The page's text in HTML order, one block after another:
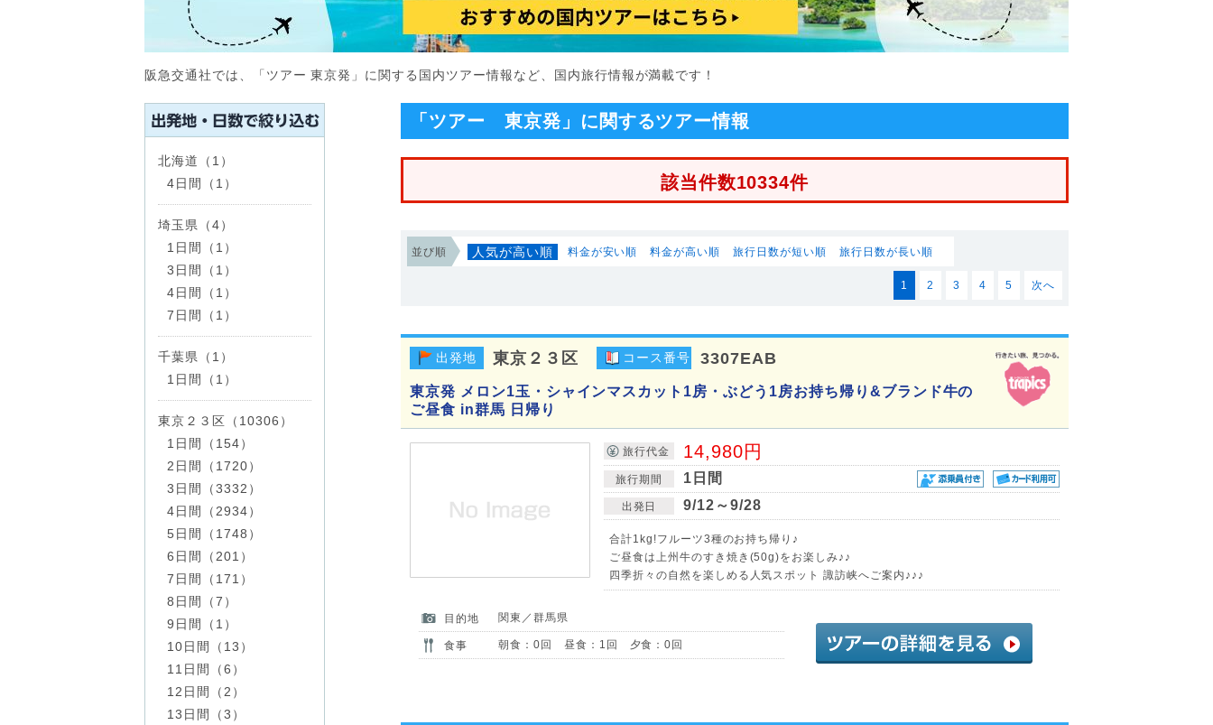
阪急交通社では、「ツアー 東京発」に関する国内ツアー情報など、国内旅行情報が満載です！
「ツアー 東京発」に関するツアー情報
該当件数10334件
並び順 人気が高い順 料金が安い順 料金が高い順 旅行日数が短い順 旅行日数が長い順
1 2 3 4 5 次へ
出発地 東京２３区 コース番号 3307EAB
東京発 メロン1玉・シャインマスカット1房・ぶどう1房お持ち帰り&ブランド牛の
ご昼食 in群馬 日帰り
旅行代金 14,980円
旅行期間 1日間
出発日 9/12～9/28
合計1kg!フルーツ3種のお持ち帰り♪
ご昼食は上州牛のすき焼き(50g)をお楽しみ♪♪
四季折々の自然を楽しめる人気スポット 諏訪峡へご案内♪♪♪
目的地 関東／群馬県
食事 朝食：0回 昼食：1回 夕食：0回
北海道（1）
4日間（1）
埼玉県（4）
1日間（1）
3日間（1）
4日間（1）
7日間（1）
千葉県（1）
1日間（1）
東京２３区（10306）
1日間（154）
2日間（1720）
3日間（3332）
4日間（2934）
5日間（1748）
6日間（201）
7日間（171）
8日間（7）
9日間（1）
10日間（13）
11日間（6）
12日間（2）
13日間（3）